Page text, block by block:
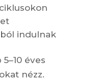
indulnak
éves
nézz.